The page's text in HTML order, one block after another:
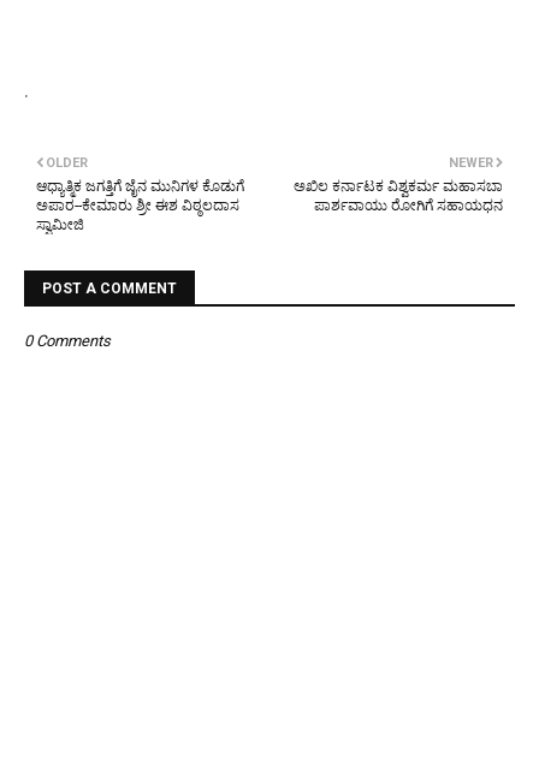
.
NEWER
ಅಖಿಲ ಕರ್ನಾಟಕ ವಿಶ್ವಕರ್ಮ ಮಹಾಸಬಾ
ಪಾರ್ಶವಾಯು ರೋಗಿಗೆ ಸಹಾಯಧನ
OLDER
ಆಧ್ಯಾತ್ಮಿಕ ಜಗತ್ತಿಗೆ ಜೈನ ಮುನಿಗಳ ಕೊಡುಗೆ
ಅಪಾರ--ಕೇಮಾರು ಶ್ರೀ ಈಶ ವಿಠ್ಠಲದಾಸ
ಸ್ವಾಮೀಜಿ
POST A COMMENT
0 Comments